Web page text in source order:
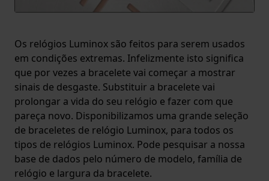
Os relógios Luminox são feitos para serem usados
em condições extremas. Infelizmente isto significa
que por vezes a bracelete vai começar a mostrar
sinais de desgaste. Substituir a bracelete vai
prolongar a vida do seu relógio e fazer com que
pareça novo. Disponibilizamos uma grande seleção
de braceletes de relógio Luminox, para todos os
tipos de relógios Luminox. Pode pesquisar a nossa
base de dados pelo número de modelo, família de
relógio e largura da bracelete.